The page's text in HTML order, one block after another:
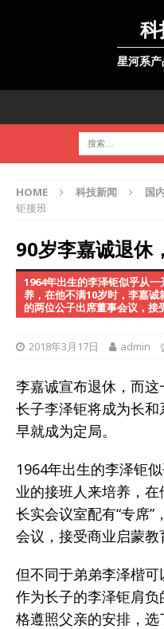
星河系
HOME 科技新闻 国
钜接班
90岁李嘉诚退休
1964年出生的李泽钜似乎从
养，在他不满10岁时，李嘉诚
的两位公子出席董事会议，接
2018年3月17日 admin
李嘉诚宣布退休，而
长子李泽钜将成为长
早就成为定局。
1964年出生的李泽钜
业的接班人来培养，
长实会议室配有“专席
会议，接受商业启蒙教
但不同于弟弟李泽楷可
作为长子的李泽钜肩
格遵照父亲的安排，